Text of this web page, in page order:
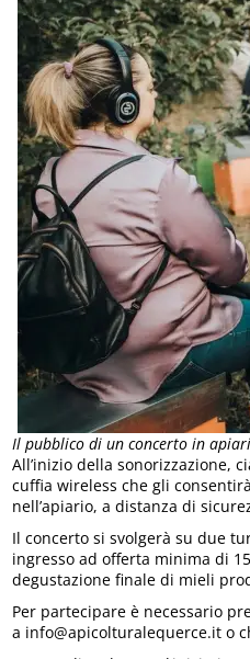
Il pubblico di un concerto in
All’inizio della sonorizzazione,
cuffia wireless che gli
nell’apiario, a distanza di
Il concerto si svolgerà su due
ingresso ad offerta minima di
degustazione finale di mieli
Per partecipare è necessario
a info@apicolturalequerce.it o